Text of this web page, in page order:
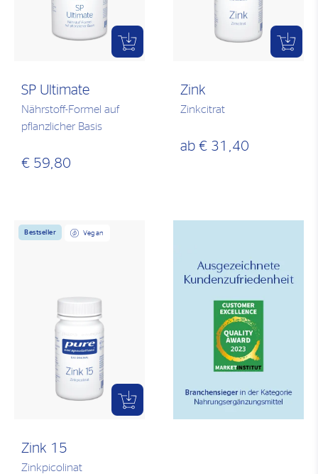
SP Ultimate
Nährstoff-Formel auf
pflanzlicher Basis
€ 59,80
Zink
Zinkcitrat
ab € 31,40
Bestseller Vegan
Zink 15
Zinkpicolinat